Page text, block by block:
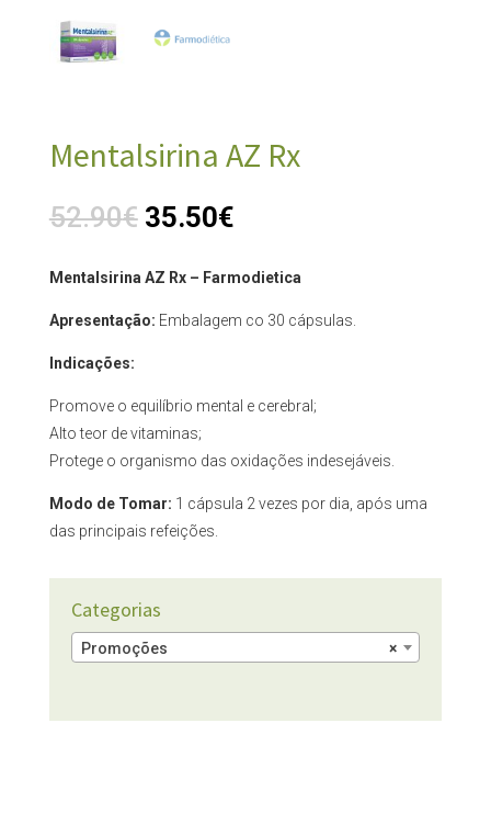
Mentalsirina AZ Rx
52.90€ 35.50€
Mentalsirina AZ Rx – Farmodietica
Apresentação: Embalagem co 30 cápsulas.
Indicações:
Promove o equilíbrio mental e cerebral;
Alto teor de vitaminas;
Protege o organismo das oxidações indesejáveis.
Modo de Tomar: 1 cápsula 2 vezes por dia, após uma
das principais refeições.
Categorias
×
Promoções